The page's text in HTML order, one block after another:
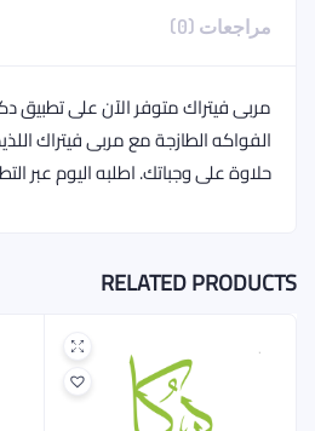
مراجعات (0)
مربى فيتراك متوفر الآن على تطبيق
الفواكه الطازجة مع مربى فيتراك
حلاوة على وجباتك. اطلبه اليوم عبر
RELATED PRODUCTS